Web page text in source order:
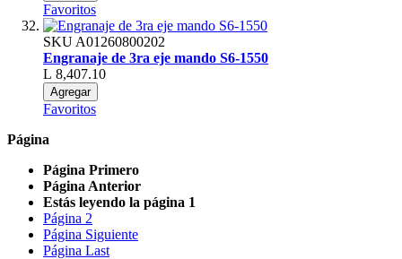
Favoritos
SKU A01260800202
Engranaje de 3ra eje mando S6-1550
L 8,407.10
Agregar
Favoritos
Página
Página Primero
Página Anterior
Estás leyendo la página 1
Página 2
Página Siguiente
Página Last